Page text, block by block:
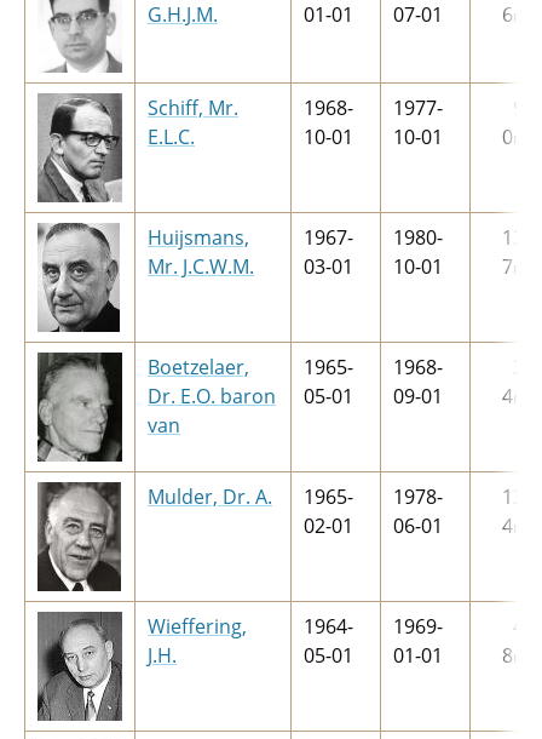
G.H.J.M. 01-01 07-01 6m
Schiff, Mr.
E.L.C.
1968-
10-01
1977-
10-01
9
0m
Huijsmans,
Mr. J.C.W.M.
1967-
03-01
1980-
10-01
13
7m
Boetzelaer,
Dr. E.O. baron
van
1965-
05-01
1968-
09-01
3
4m
Mulder, Dr. A.
1965-
02-01
1978-
06-01
13
4m
Wieffering,
J.H.
1964-
05-01
1969-
01-01
4
8m